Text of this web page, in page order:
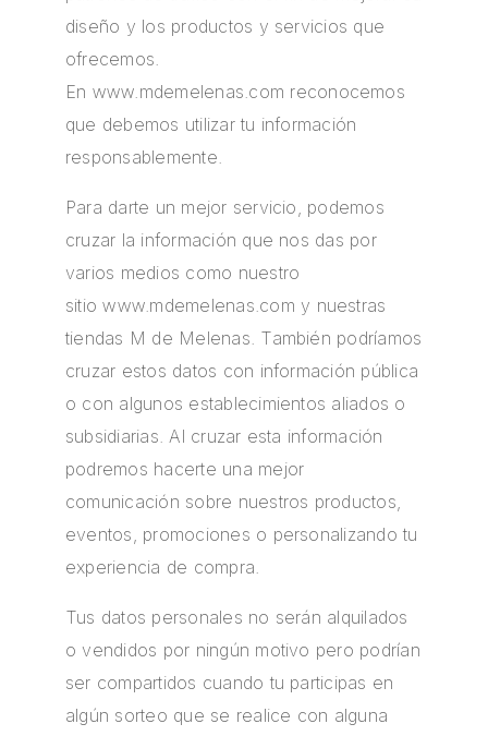
diseño y los productos y servicios que
ofrecemos.
En www.mdemelenas.com reconocemos
que debemos utilizar tu información
responsablemente.
Para darte un mejor servicio, podemos
cruzar la información que nos das por
varios medios como nuestro
sitiowww.mdemelenas.com y nuestras
tiendas M de Melenas. También podríamos
cruzar estos datos con información pública
o con algunos establecimientos aliados o
subsidiarias. Al cruzar esta información
podremos hacerte una mejor
comunicación sobre nuestros productos,
eventos, promociones o personalizando tu
experiencia de compra.
Tus datos personales no serán alquilados
o vendidos por ningún motivo pero podrían
ser compartidos cuando tu participas en
algún sorteo que se realice con alguna